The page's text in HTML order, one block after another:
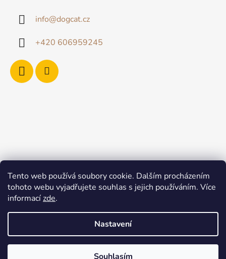
Tento web používá soubory cookie. Dalším procházením
tohoto webu vyjadřujete souhlas s jejich používáním. Více
informacízde.
Nastavení
Souhlasím
info@dogcat.cz
+420 606959245